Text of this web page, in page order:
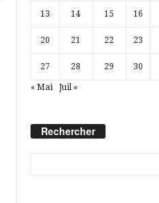
13 14 15 16
20 21 22 23
27 28 29 30
« Mai Juil »
Rechercher